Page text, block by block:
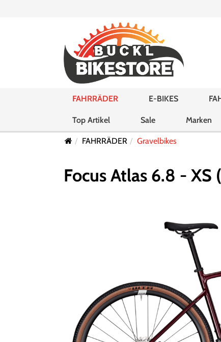
FAHRRÄDER E-BIKES
Top Artikel Sale Marken
FAHRRÄDER Gravelbikes
Focus Atlas 6.8 - XS